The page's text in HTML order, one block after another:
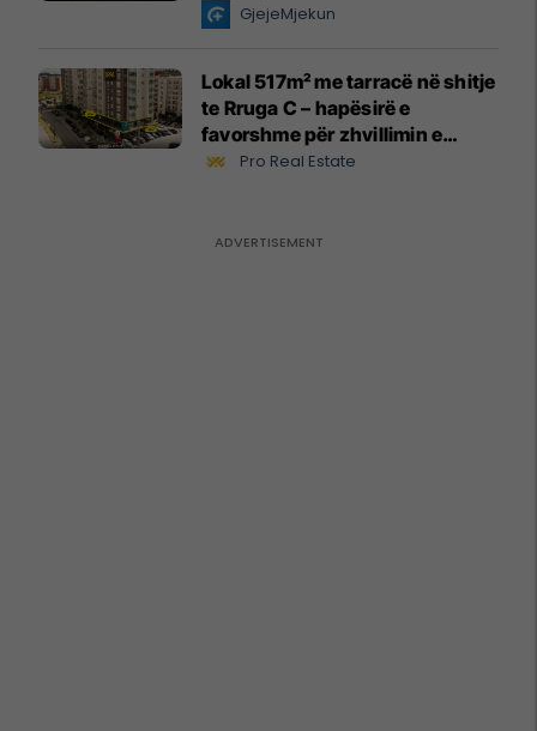
GjejeMjekun
Lokal 517m² me tarracë në shitje
te Rruga C – hapësirë e
favorshme për zhvillimin e
biznesit #15796
Pro Real Estate